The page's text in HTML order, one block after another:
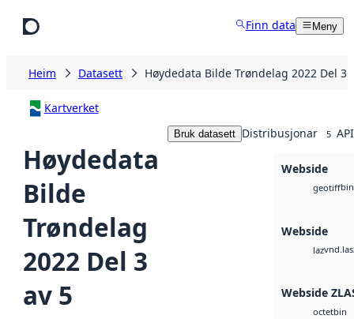
Finn data Meny
Heim Datasett Høydedata Bilde Trøndelag 2022 Del 3
Kartverket
Høydedata
Bilde
Trøndelag
2022 Del 3
av 5
Bruk datasett Distribusjonar 5
Webside
geotiffbin
Webside
laz
Webside
octetbin